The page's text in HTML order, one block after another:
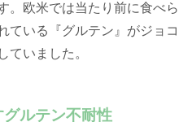
。欧米では当たり前に食べら
ている『グルテン』がジョコ
ていました。
ルテン不耐性